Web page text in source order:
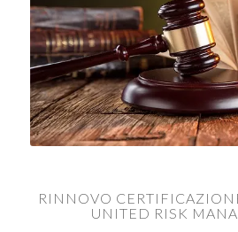
RINNOVO
UNITED RISK